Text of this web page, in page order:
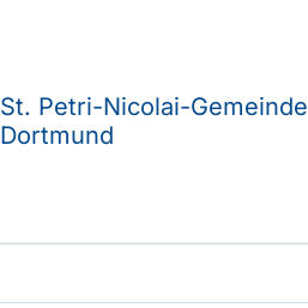
St. Petri-Nicolai-Gemeinde
Dortmund